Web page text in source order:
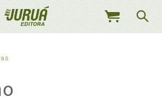
MEU